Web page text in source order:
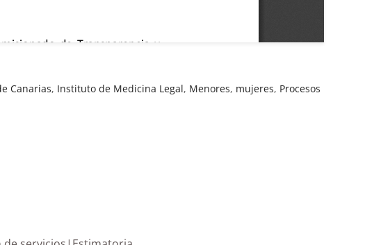
Canarias, Instituto de Medicina Legal, Menores, mujeres, Procesos